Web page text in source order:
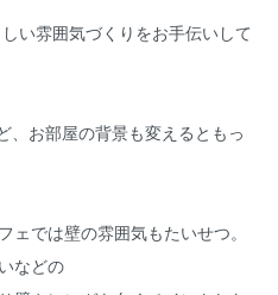
雰囲気づくりをお手伝いして
お部屋の背景も変えるともっ
ェでは壁の雰囲気もたいせつ。
などの